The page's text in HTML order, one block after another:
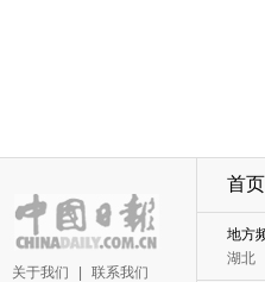
关于我们 联系我们
首页
地方
湖北